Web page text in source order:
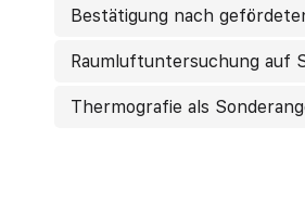
Bestätigung nach
Raumluftuntersuchung auf
Thermografie als